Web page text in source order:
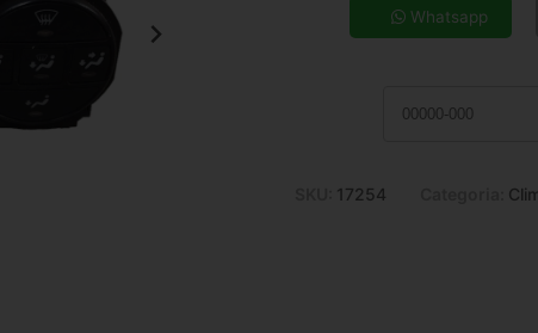
7x de R$ 100,46
9x de R$ 80,16
Whatsapp
17254